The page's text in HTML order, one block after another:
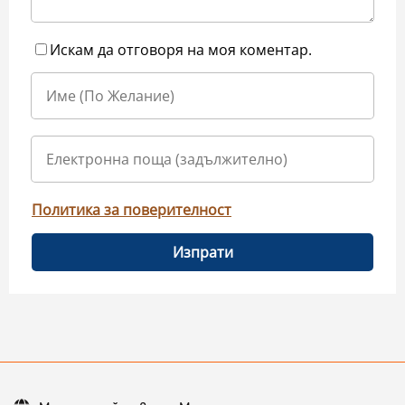
Искам да отговоря на моя коментар.
Политика за поверителност
Изпрати